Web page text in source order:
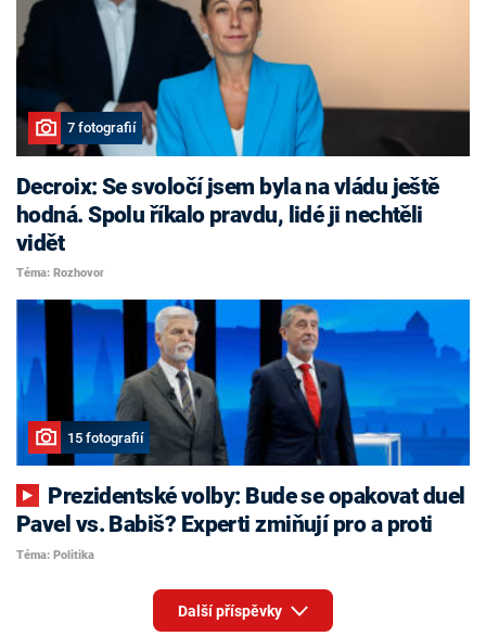
7 fotografií
Decroix: Se svoločí jsem byla na vládu ještě
hodná. Spolu říkalo pravdu, lidé ji nechtěli
vidět
Téma: Rozhovor
15 fotografií
Pavel vs. Babiš? Experti zmiňují pro a proti
Téma: Politika
Další příspěvky